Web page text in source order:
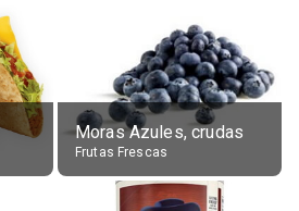
Moras Azules, crudas
Frutas Frescas